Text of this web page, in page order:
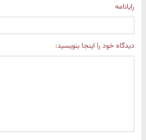
رایانامه
دیدگاه خود را اینجا بنویسید: